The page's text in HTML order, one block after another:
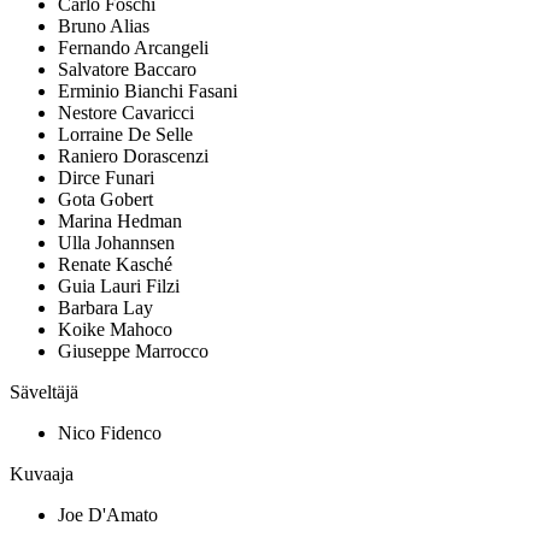
Carlo Foschi
Bruno Alias
Fernando Arcangeli
Salvatore Baccaro
Erminio Bianchi Fasani
Nestore Cavaricci
Lorraine De Selle
Raniero Dorascenzi
Dirce Funari
Gota Gobert
Marina Hedman
Ulla Johannsen
Renate Kasché
Guia Lauri Filzi
Barbara Lay
Koike Mahoco
Giuseppe Marrocco
Säveltäjä
Nico Fidenco
Kuvaaja
Joe D'Amato